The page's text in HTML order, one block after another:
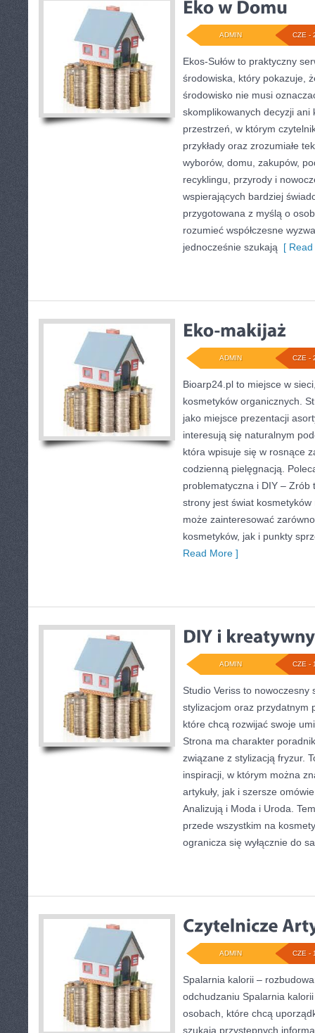
CZE -
ADMIN
Ekos-Sułów to praktyczny
środowiska, który pokazuje,
środowisko nie musi
skomplikowanych decyzji ani
przestrzeń, w którym
przykłady oraz zrozumiałe
wyborów, domu, zakupów,
recyklingu, przyrody i
wspierających bardziej
przygotowana z myślą o
rozumieć współczesne
jednocześnie szukają [
CZE -
ADMIN
Bioarp24.pl to miejsce w
kosmetyków organicznych.
jako miejsce prezentacji
interesują się naturalnym
która wpisuje się w rosnące
codzienną pielęgnacją.
problematyczna i DIY – Zrób
strony jest świat
może zainteresować
kosmetyków, jak i punkty
Read More ]
CZE -
ADMIN
Studio Veriss to nowoczesny
stylizacjom oraz przydatnym
które chcą rozwijać swoje
Strona ma charakter
związane z stylizacją fryzur.
inspiracji, w którym można
artykuły, jak i szersze
Analizują i Moda i Uroda.
przede wszystkim na
ogranicza się wyłącznie do
CZE -
ADMIN
Spalarnia kalorii –
odchudzaniu Spalarnia
osobach, które chcą
szukają przystępnych